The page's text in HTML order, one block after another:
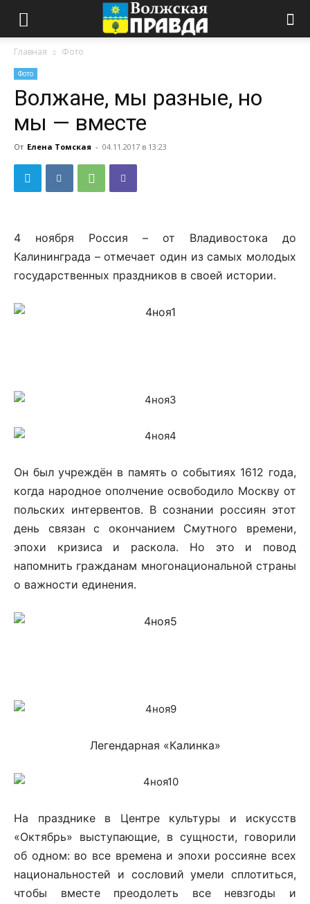
Главная Фото
Фото
Волжане, мы разные, но
мы — вместе
От Елена Томская - 04.11.2017 в 13:23
4 ноября Россия – от Владивостока до
Калининграда – отмечает один из самых молодых
государственных праздников в своей истории.
Он был учреждён в память о событиях 1612 года,
когда народное ополчение освободило Москву от
польских интервентов. В сознании россиян этот
день связан с окончанием Смутного времени,
эпохи кризиса и раскола. Но это и повод
напомнить гражданам многонациональной страны
о важности единения.
Легендарная «Калинка»
На празднике в Центре культуры и искусств
«Октябрь» выступающие, в сущности, говорили
об одном: во все времена и эпохи россияне всех
национальностей и сословий умели сплотиться,
чтобы вместе преодолеть все невзгоды и